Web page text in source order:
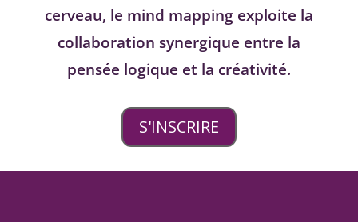
cerveau, le mind mapping exploite la
collaboration synergique entre la
pensée logique et la créativité.
S'INSCRIRE